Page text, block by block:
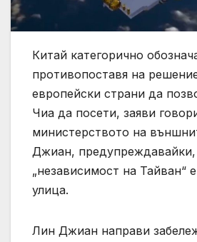
Китай категорично
противопоставя на
европейски страни да
Чиа да посети, заяви
министерството на
Джиан, предупреждавайки,
„независимост на Тайван“
улица.
Лин Джиан направи